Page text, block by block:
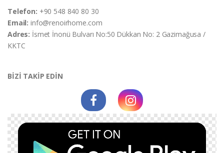
Telefon: +90 548 840 80 30
Email:info@renoirhome.com
Adres: İsmet İnonü Bulvarı No:50 Dükkan No: 2 Gazimağusa /
KKTC
BİZİ TAKİP EDİN